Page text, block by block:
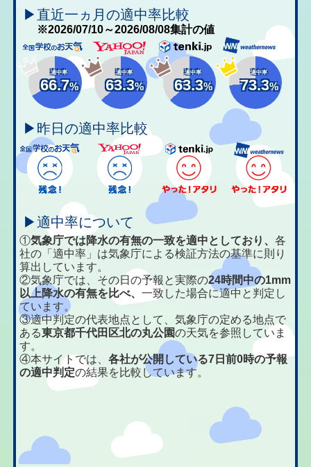
▶直近一ヵ月の適中率比較
※2026/07/10～2026/08/08集計の値
適中率
66.7%
適中率
63.3%
適中率
63.3%
適中率
73.3%
▶昨日の適中率比較
▶適中率について
①気象庁では降水の有無の一致を適中としており、各
社の「適中率」は気象庁による検証方法の基準に則り
算出しています。
②気象庁では、その日の予報と実際の24時間中の1mm
以上降水の有無を比べ、一致した場合に適中と判定し
ています。
③適中判定の代表地点として、気象庁の定める地点で
ある東京都千代田区北の丸公園の天気を参照していま
す。
④本サイトでは、各社が公開している7日前0時の予報
の適中判定の結果を比較しています。